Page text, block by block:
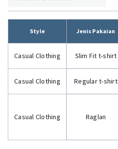
Style Jenis Pakaian
Casual Clothing Slim Fit t-shirt
Casual Clothing Regular t-shirt
Casual Clothing Raglan